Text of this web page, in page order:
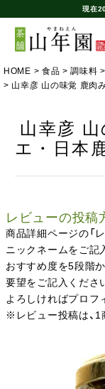
現在
HOME 食品 調味料
山幸彦 山の味覚 鹿肉
山幸彦
エ・日本
レビューの投稿
商品詳細ページの「
ニックネームをご記
おすすめ度を5段階
要望をご記入くださ
よろしければプロフ
※レビュー投稿は、1